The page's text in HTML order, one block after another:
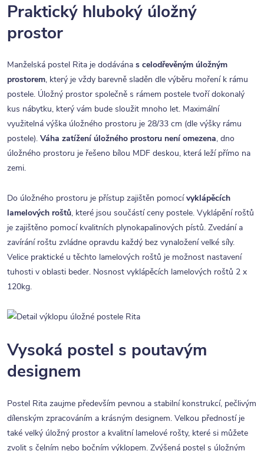
Praktický hluboký úložný
prostor
Manželská postel Rita je dodávána s celodřevěným úložným
prostorem, který je vždy barevně sladěn dle výběru moření k rámu
postele. Úložný prostor společně s rámem postele tvoří dokonalý
kus nábytku, který vám bude sloužit mnoho let. Maximální
využitelná výška úložného prostoru je 28/33 cm (dle výšky rámu
postele). Váha zatížení úložného prostoru není omezena, dno
úložného prostoru je řešeno bílou MDF deskou, která leží přímo na
zemi.
Do úložného prostoru je přístup zajištěn pomocívyklápěcích
lamelových roštů, které jsou součástí ceny postele. Vyklápění roštů
je zajištěno pomocí kvalitních plynokapalinových pístů. Zvedání a
zavírání roštu zvládne opravdu každý bez vynaložení velké síly.
Velice praktické u těchto lamelových roštů je možnost nastavení
tuhosti v oblasti beder. Nosnost vyklápěcích lamelových roštů 2 x
120kg.
Vysoká postel s poutavým
designem
Postel Rita zaujme především pevnou a stabilní konstrukcí, pečlivým
dílenským zpracováním a krásným designem. Velkou předností je
také velký úložný prostor a kvalitní lamelové rošty, které si můžete
zvolit s čelním nebo bočním výklopem. Zvýšená postel s úložným